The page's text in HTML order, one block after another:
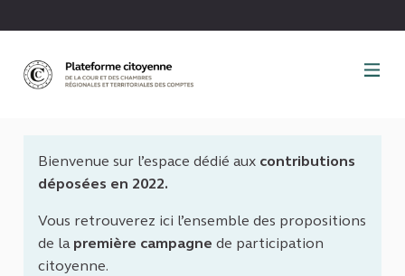
Bienvenue sur l’espace dédié aux contributions
déposées en 2022.
Vous retrouverez ici l’ensemble des propositions
de la première campagne de participation
citoyenne.